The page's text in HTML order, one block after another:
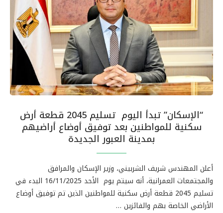
“الإسكان” تبدأ اليوم تسليم 2045 قطعة أرض
سكنية للمواطنين بعد توفيق أوضاع أراضيهم
بمدينة العبور الجديدة
أعلن المهندس شريف الشربيني، وزير الإسكان والمرافق
والمجتمعات العمرانية، أنه سيتم يوم الأحد 16/11/2025 البدء في
تسليم 2045 قطعة أرض سكنية للمواطنين الذين تم توفيق أوضاع
الأراضي الخاصة بهم والفائزين …